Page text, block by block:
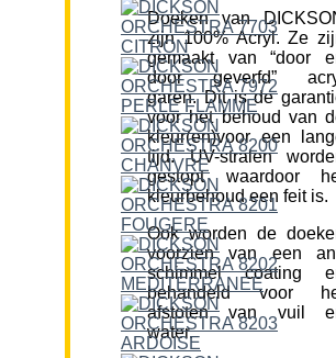
Doeken van
zijn 100% Acryl. Ze
gemaakt van “door
door geverfd”
garen. Dit is de
voor het behoud van
kleur(en)voor een
tijd. UV-stralen
gestopt waardoor
kleurbehoud een feit is.
Ook worden de
voorzien van een
schimmel coating
behandeld voor
afstoten van vuil
water.